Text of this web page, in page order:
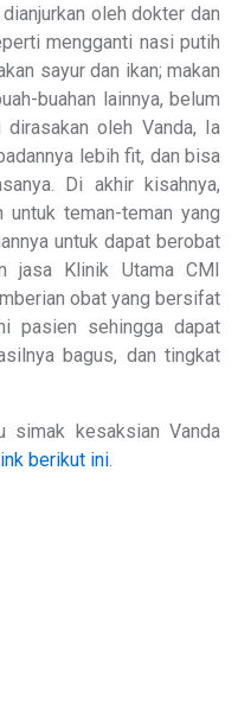
oleh dokter dan
mengganti nasi putih
sayur dan ikan; makan
buahan lainnya, belum
oleh Vanda, Ia
lebih fit, dan bisa
Di akhir kisahnya,
untuk teman-teman yang
untuk dapat berobat
jasa Klinik Utama CMI
obat yang bersifat
pasien sehingga dapat
bagus, dan tingkat
simak kesaksian Vanda
berikut ini